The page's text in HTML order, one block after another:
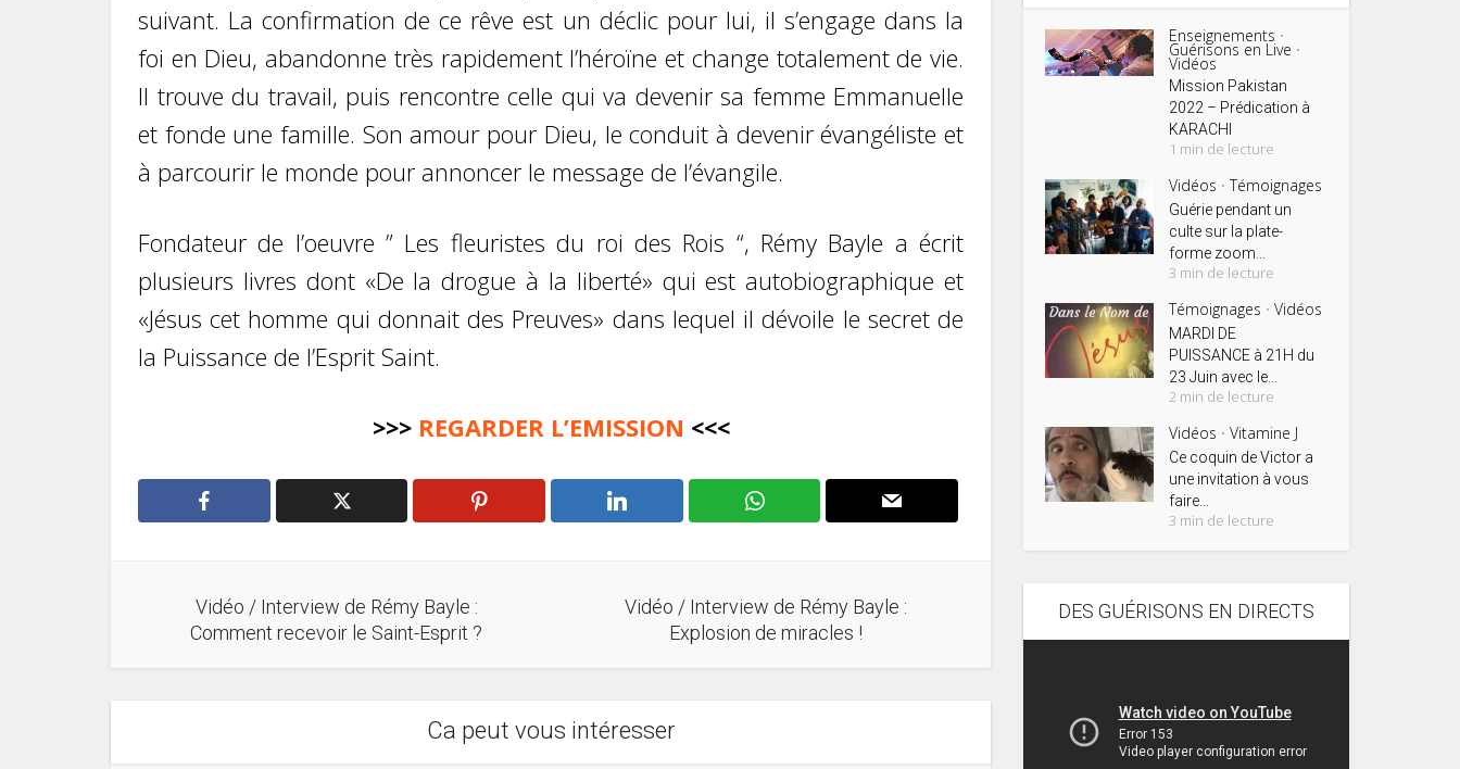
suivant. La confirmation de ce rêve est un déclic pour lui, il s’engage dans la
foi en Dieu, abandonne très rapidement l’héroïne et change totalement de vie.
Il trouve du travail, puis rencontre celle qui va devenir sa femme Emmanuelle
et fonde une famille. Son amour pour Dieu, le conduit à devenir évangéliste et
à parcourir le monde pour annoncer le message de l’évangile.
Fondateur de l’oeuvre ” Les fleuristes du roi des Rois “, Rémy Bayle a écrit
plusieurs livres dont «De la drogue à la liberté» qui est autobiographique et
«Jésus cet homme qui donnait des Preuves» dans lequel il dévoile le secret de
la Puissance de l’Esprit Saint.
>>> REGARDER L’EMISSION <<<
Vidéo / Interview de Rémy Bayle :
Comment recevoir le Saint-Esprit ?
Vidéo / Interview de Rémy Bayle :
Explosion de miracles !
Ca peut vous intéresser
Enseignements •
Guérisons en Live •
Vidéos
Mission Pakistan
2022 – Prédication à
KARACHI
1 min de lecture
Vidéos • Témoignages
Guérie pendant un
culte sur la plate-
forme zoom...
3 min de lecture
Témoignages • Vidéos
MARDI DE
PUISSANCE à 21H du
23 Juin avec le...
2 min de lecture
Vidéos • Vitamine J
Ce coquin de Victor a
une invitation à vous
faire...
3 min de lecture
DES GUÉRISONS EN DIRECTS